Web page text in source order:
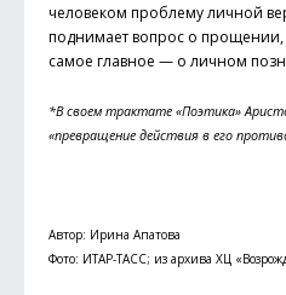
человеком проблему личной
поднимает вопрос о
самое главное — о личном
*В своем трактате «Поэтика»
«превращение действия в его
Автор: Ирина Апатова
Фото: ИТАР-ТАСС; из архива ХЦ